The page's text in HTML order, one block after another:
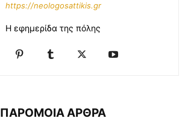
https://neologosattikis.gr
Η εφημερίδα της πόλης
ΠΑΡΟΜΟΙΑ ΑΡΘΡΑ